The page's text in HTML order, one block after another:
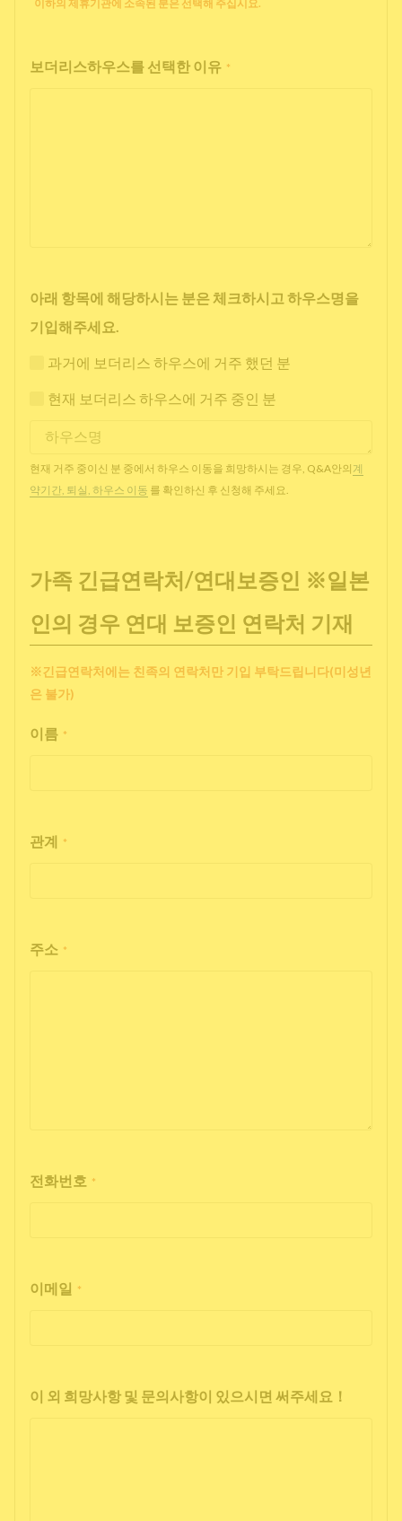
이하의 제휴기관에 소속된 분은 선택해 주십시요.
보더리스하우스를 선택한 이유 *
아래 항목에 해당하시는 분은 체크하시고 하우스명을
기입해주세요.
과거에 보더리스 하우스에 거주 했던 분
현재 보더리스 하우스에 거주 중인 분
현재 거주 중이신 분 중에서 하우스 이동을 희망하시는 경우, Q&A안의 계
약기간, 퇴실, 하우스 이동 를 확인하신 후 신청해 주세요.
가족 긴급연락처/연대보증인 ※일본
인의 경우 연대 보증인 연락처 기재
※긴급연락처에는 친족의 연락처만 기입 부탁드립니다(미성년
은 불가)
이름 *
관계 *
주소 *
전화번호 *
이메일 *
이 외 희망사항 및 문의사항이 있으시면 써주세요！